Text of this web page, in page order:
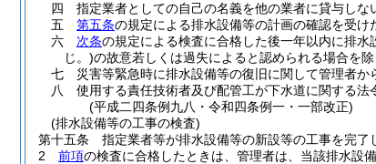
四
指定業者としての自己の名義を他の業者に貸与しな
五
第五条の規定による排水設備等の計画の確認を受け
六
次条の規定による検査に合格した後一年以内に排水
じ。)の故意若しくは過失によると認められる場合を
七
災害等緊急時に排水設備等の復旧に関して管理者
八
使用する責任技術者及び配管工が下水道に関する法
(平成二四条例九八・令和四条例一・一部改正)
(排水設備等の工事の検査)
第十五条
指定業者等が排水設備等の新設等の工事を完了
2
前項の検査に合格したときは、管理者は、当該排水設